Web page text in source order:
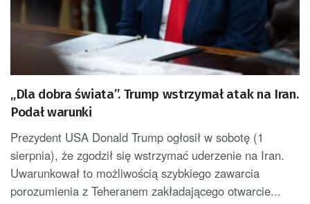
„Dla dobra świata”. Trump wstrzymał atak na Iran.
Podał warunki
Prezydent USA Donald Trump ogłosił w sobotę (1
sierpnia), że zgodził się wstrzymać uderzenie na Iran.
Uwarunkował to możliwością szybkiego zawarcia
porozumienia z Teheranem zakładającego otwarcie...